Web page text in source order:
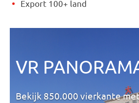
Export 100+ land
VR
Bekijk 850.000 vierkante